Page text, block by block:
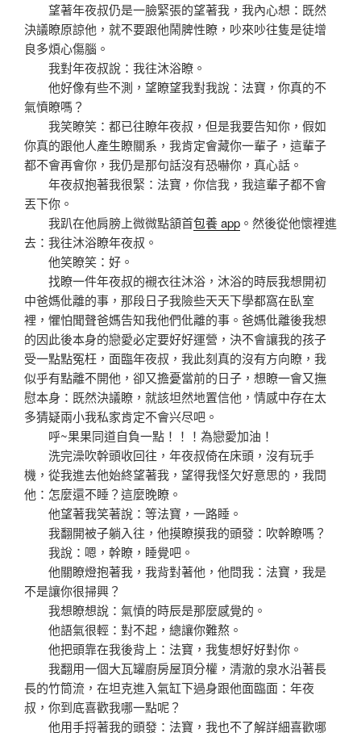
望著年夜叔仍是一臉緊張的望著我，我內心想：既然
決議瞭原諒他，就不要跟他鬧脾性瞭，吵來吵往隻是徒增
良多煩心傷腦。
我對年夜叔說：我往沐浴瞭。
他好像有些不測，望瞭望我對我說：法寶，你真的不
氣憤瞭嗎？
我笑瞭笑：都已往瞭年夜叔，但是我要告知你，假如
你真的跟他人產生瞭關系，我肯定會藏你一輩子，這輩子
都不會再會你，我仍是那句話沒有恐嚇你，真心話。
年夜叔抱著我很緊：法寶，你信我，我這輩子都不會
丟下你。
我趴在他肩膀上微微點頷首包養 app 。然後從他懷裡進
去：我往沐浴瞭年夜叔。
他笑瞭笑：好。
找瞭一件年夜叔的襯衣往沐浴，沐浴的時辰我想開初
中爸媽仳離的事，那段日子我險些天天下學都窩在臥室
裡，懼怕聞聲爸媽告知我他們仳離的事。爸媽仳離後我想
的因此後本身的戀愛必定要好好運營，決不會讓我的孩子
受一點點冤枉，面臨年夜叔，我此刻真的沒有方向瞭，我
似乎有點離不開他，卻又擔憂當前的日子，想瞭一會又撫
慰本身：既然決議瞭，就該坦然地置信他，情感中存在太
多猜疑兩小我私家肯定不會兴尽吧。
呼~果果同道自負一點！！！為戀愛加油！
洗完澡吹幹頭收回往，年夜叔倚在床頭，沒有玩手
機，從我進去他始終望著我，望得我怪欠好意思的，我問
他：怎麼還不睡？這麼晚瞭。
他望著我笑著說：等法寶，一路睡。
我翻開被子躺入往，他摸瞭摸我的頭發：吹幹瞭嗎？
我說：嗯，幹瞭，睡覺吧。
他關瞭燈抱著我，我背對著他，他問我：法寶，我是
不是讓你很掃興？
我想瞭想說：氣憤的時辰是那麼感覺的。
他語氣很輕：對不起，總讓你難熬。
他把頭靠在我後背上：法寶，我隻想好好對你。
我翻用一個大瓦罐廚房屋頂分權，清澈的泉水沿著長
長的竹筒流，在坦克進入氣缸下過身跟他面臨面：年夜
叔，你到底喜歡我哪一點呢？
他用手捋著我的頭發：法寶，我也不了解詳細喜歡哪